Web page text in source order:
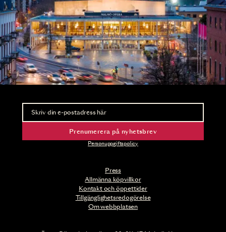
Press
Allmänna köpvillkor
Kontakt och öppettider
Tillgänglighetsredogörelse
Om webbplatsen
Nyhetsbrev
Ta del av förhandsinformation och biljettsläpp.
Prenumerera på nyhetsbrev
Personuppgiftspolicy